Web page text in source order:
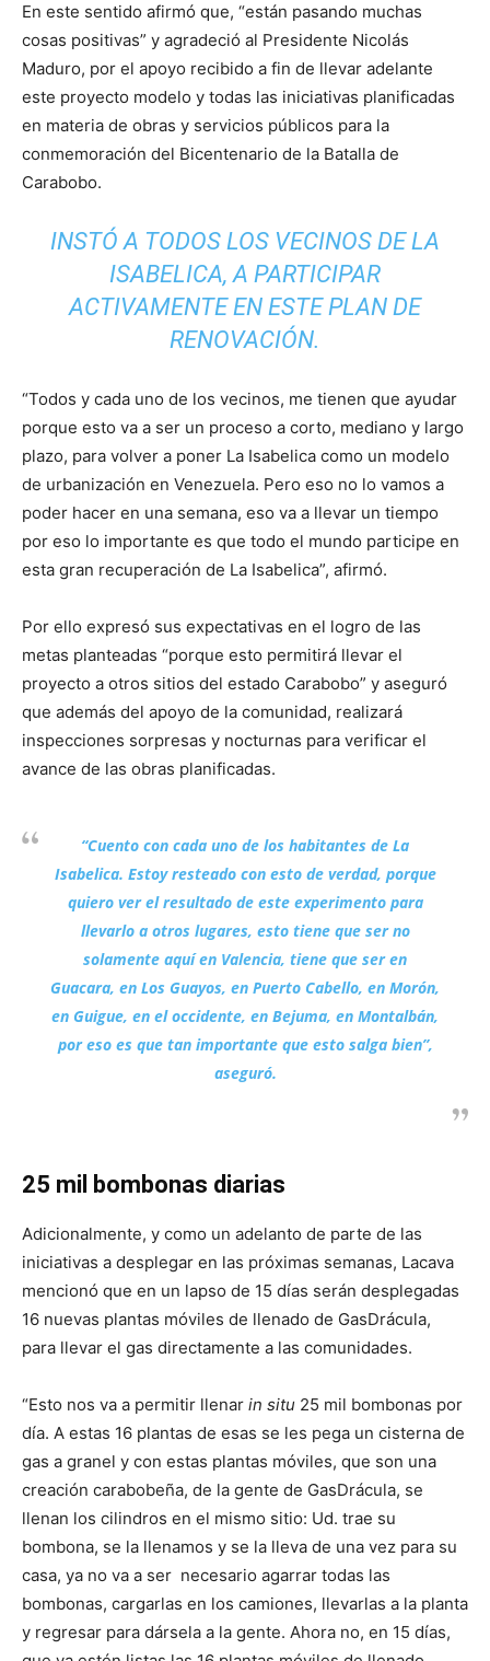
En este sentido afirmó que, “están pasando muchas
cosas positivas” y agradeció al Presidente Nicolás
Maduro, por el apoyo recibido a fin de llevar adelante
este proyecto modelo y todas las iniciativas planificadas
en materia de obras y servicios públicos para la
conmemoración del Bicentenario de la Batalla de
Carabobo.
INSTÓ A TODOS LOS VECINOS DE LA
ISABELICA, A PARTICIPAR
ACTIVAMENTE EN ESTE PLAN DE
RENOVACIÓN.
“Todos y cada uno de los vecinos, me tienen que ayudar
porque esto va a ser un proceso a corto, mediano y largo
plazo, para volver a poner La Isabelica como un modelo
de urbanización en Venezuela. Pero eso no lo vamos a
poder hacer en una semana, eso va a llevar un tiempo
por eso lo importante es que todo el mundo participe en
esta gran recuperación de La Isabelica”, afirmó.
Por ello expresó sus expectativas en el logro de las
metas planteadas “porque esto permitirá llevar el
proyecto a otros sitios del estado Carabobo” y aseguró
que además del apoyo de la comunidad, realizará
inspecciones sorpresas y nocturnas para verificar el
avance de las obras planificadas.
“Cuento con cada uno de los habitantes de La
Isabelica. Estoy resteado con esto de verdad, porque
quiero ver el resultado de este experimento para
llevarlo a otros lugares, esto tiene que ser no
solamente aquí en Valencia, tiene que ser en
Guacara, en Los Guayos, en Puerto Cabello, en Morón,
en Guigue, en el occidente, en Bejuma, en Montalbán,
por eso es que tan importante que esto salga bien”,
aseguró.
25 mil bombonas diarias
Adicionalmente, y como un adelanto de parte de las
iniciativas a desplegar en las próximas semanas, Lacava
mencionó que en un lapso de 15 días serán desplegadas
16 nuevas plantas móviles de llenado de GasDrácula,
para llevar el gas directamente a las comunidades.
“Esto nos va a permitir llenar in situ 25 mil bombonas por
día. A estas 16 plantas de esas se les pega un cisterna de
gas a granel y con estas plantas móviles, que son una
creación carabobeña, de la gente de GasDrácula, se
llenan los cilindros en el mismo sitio: Ud. trae su
bombona, se la llenamos y se la lleva de una vez para su
casa, ya no va a ser necesario agarrar todas las
bombonas, cargarlas en los camiones, llevarlas a la planta
y regresar para dársela a la gente. Ahora no, en 15 días,